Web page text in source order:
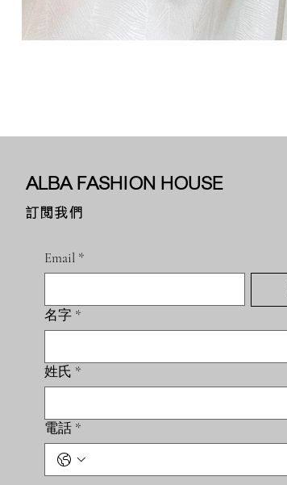
ALBA FASHION HOUSE
訂閱我們
Email *
名字 *
姓氏 *
電話 *